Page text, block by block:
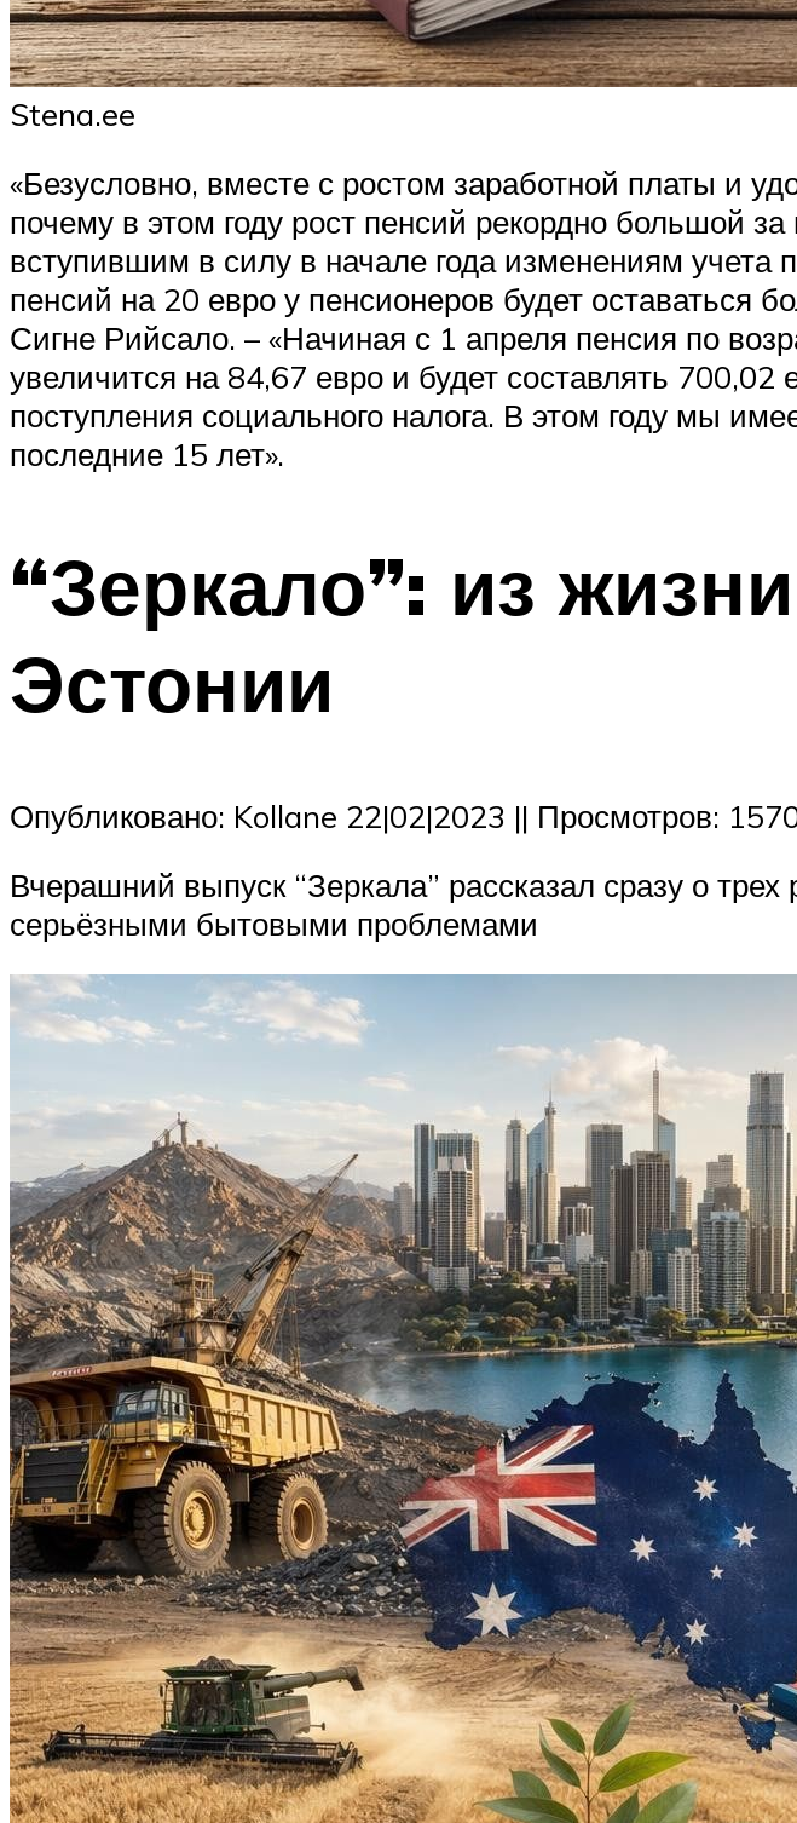
Stena.ee
«Безусловно, вместе с ростом заработной платы и
почему в этом году рост пенсий рекордно большой
вступившим в силу в начале года изменениям учета
пенсий на 20 евро у пенсионеров будет оставаться
Сигне Рийсало. – «Начиная с 1 апреля пенсия по
увеличится на 84,67 евро и будет составлять
поступления социального налога. В этом году мы
последние 15 лет».
“Зеркало”: из
Эстонии
Опубликовано: Kollane 22|02|2023 || Просмотров:
Вчерашний выпуск “Зеркала” рассказал сразу о
серьёзными бытовыми проблемами